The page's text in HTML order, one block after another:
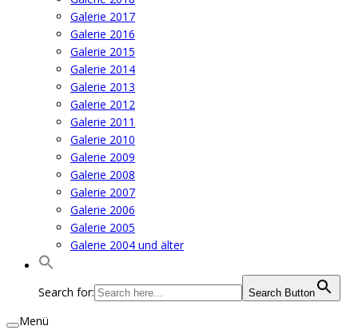
Galerie 2017
Galerie 2016
Galerie 2015
Galerie 2014
Galerie 2013
Galerie 2012
Galerie 2011
Galerie 2010
Galerie 2009
Galerie 2008
Galerie 2007
Galerie 2006
Galerie 2005
Galerie 2004 und älter
Search for: Search Button
Menü